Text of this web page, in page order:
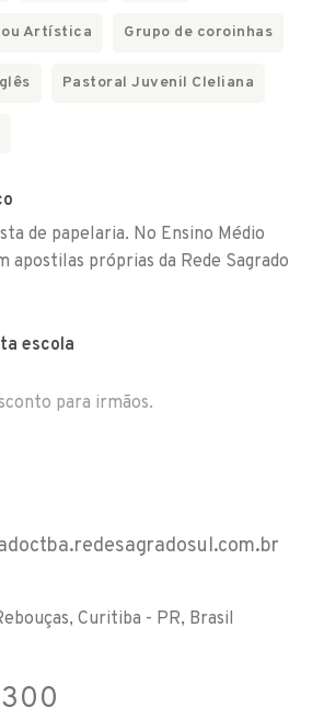
Artística Grupo de coroinhas
Pastoral Juvenil Cleliana
de papelaria. No Ensino Médio
apostilas próprias da Rede Sagrado
escola
para irmãos.
Curitiba - PR, Brasil